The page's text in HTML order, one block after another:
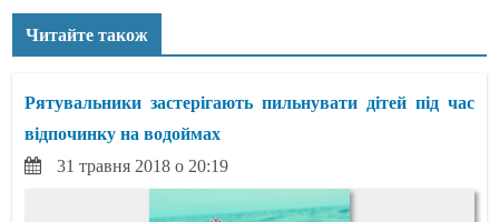
Читайте також
Рятувальники застерігають пильнувати дітей під час
відпочинку на водоймах
31 травня 2018 о 20:19